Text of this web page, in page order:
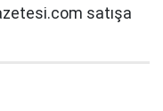
satışa